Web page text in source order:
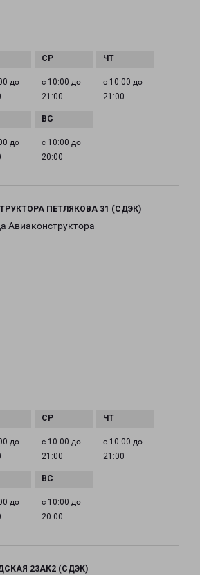
до
с 10:00 до
21:00
с 10:00 до
21:00
до
с 10:00 до
20:00
ПЕТЛЯКОВА 31 (СДЭК)
Авиаконструктора
до
с 10:00 до
21:00
с 10:00 до
21:00
до
с 10:00 до
20:00
23АК2 (СДЭК)